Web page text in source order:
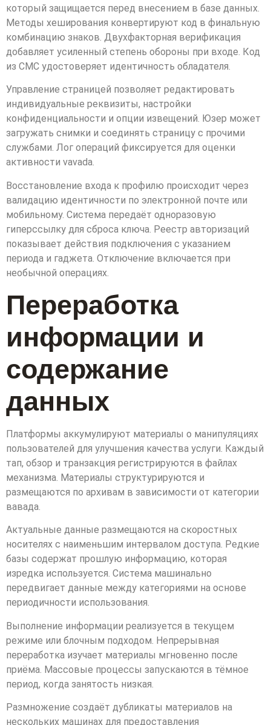
который защищается перед внесением в базе данных.
Методы хеширования конвертируют код в финальную
комбинацию знаков. Двухфакторная верификация
добавляет усиленный степень обороны при входе. Код
из СМС удостоверяет идентичность обладателя.
Управление страницей позволяет редактировать
индивидуальные реквизиты, настройки
конфиденциальности и опции извещений. Юзер может
загружать снимки и соединять страницу с прочими
службами. Лог операций фиксируется для оценки
активности vavada.
Восстановление входа к профилю происходит через
валидацию идентичности по электронной почте или
мобильному. Система передаёт одноразовую
гиперссылку для сброса ключа. Реестр авторизаций
показывает действия подключения с указанием
периода и гаджета. Отключение включается при
необычной операциях.
Переработка
информации и
содержание
данных
Платформы аккумулируют материалы о манипуляциях
пользователей для улучшения качества услуги. Каждый
тап, обзор и транзакция регистрируются в файлах
механизма. Материалы структурируются и
размещаются по архивам в зависимости от категории
вавада.
Актуальные данные размещаются на скоростных
носителях с наименьшим интервалом доступа. Редкие
базы содержат прошлую информацию, которая
изредка используется. Система машинально
передвигает данные между категориями на основе
периодичности использования.
Выполнение информации реализуется в текущем
режиме или блочным подходом. Непрерывная
переработка изучает материалы мгновенно после
приёма. Массовые процессы запускаются в тёмное
период, когда занятость низкая.
Размножение создаёт дубликаты материалов на
нескольких машинах для предоставления